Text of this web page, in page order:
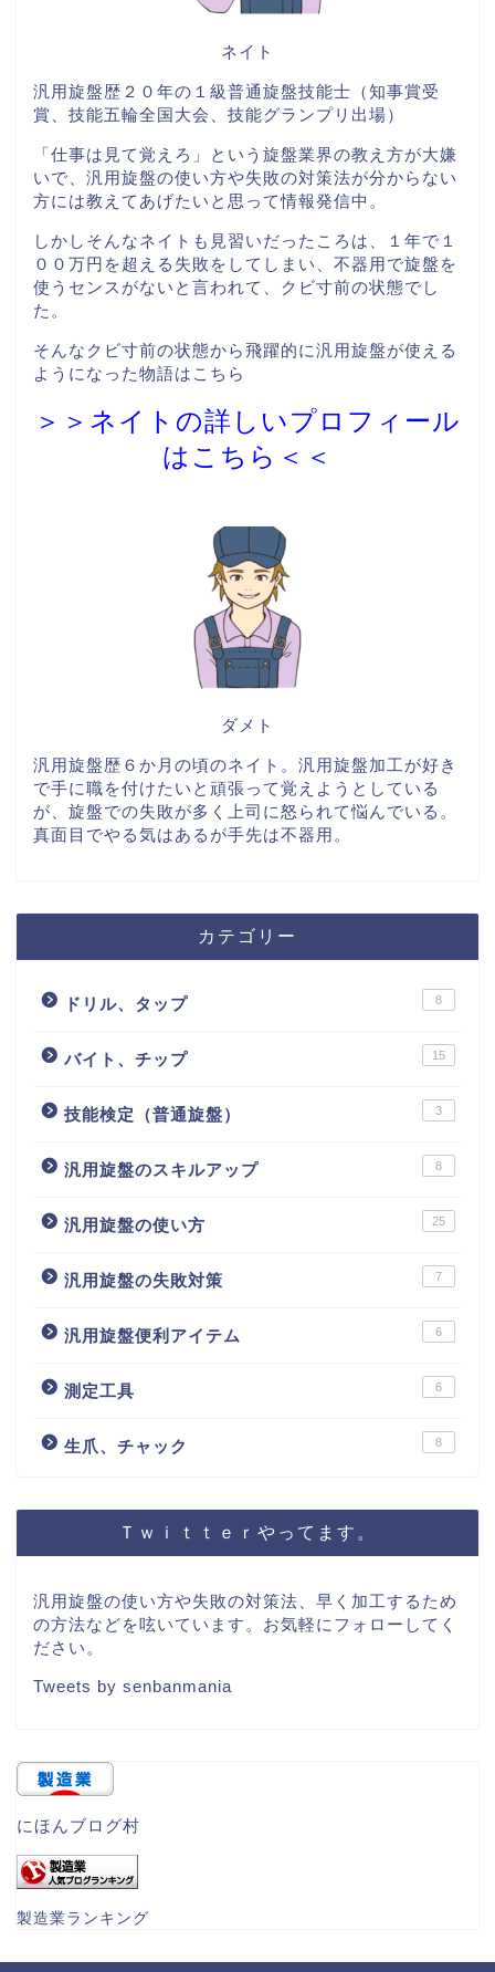
ネイト
汎用旋盤歴２０年の１級普通旋盤技能士（知事賞受
賞、技能五輪全国大会、技能グランプリ出場）
「仕事は見て覚えろ」という旋盤業界の教え方が大嫌
いで、汎用旋盤の使い方や失敗の対策法が分からない
方には教えてあげたいと思って情報発信中。
しかしそんなネイトも見習いだったころは、１年で１
００万円を超える失敗をしてしまい、不器用で旋盤を
使うセンスがないと言われて、クビ寸前の状態でし
た。
そんなクビ寸前の状態から飛躍的に汎用旋盤が使える
ようになった物語はこちら
＞＞ネイトの詳しいプロフィール
はこちら＜＜
ダメト
汎用旋盤歴６か月の頃のネイト。汎用旋盤加工が好き
で手に職を付けたいと頑張って覚えようとしている
が、旋盤での失敗が多く上司に怒られて悩んでいる。
真面目でやる気はあるが手先は不器用。
カテゴリー
ドリル、タップ 8
バイト、チップ 15
技能検定（普通旋盤） 3
汎用旋盤のスキルアップ 8
汎用旋盤の使い方 25
汎用旋盤の失敗対策 7
汎用旋盤便利アイテム 6
測定工具 6
生爪、チャック 8
Ｔｗｉｔｔｅｒやってます。
汎用旋盤の使い方や失敗の対策法、早く加工するため
の方法などを呟いています。お気軽にフォローしてく
ださい。
Tweets by senbanmania
にほんブログ村
製造業ランキング